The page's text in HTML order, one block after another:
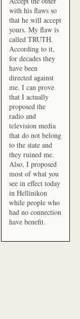
with his flaws so
that he will accept
yours. My flaw is
called TRUTH.
According to it,
for decades they
have been
directed against
me. I can prove
that I actually
proposed the
radio and
television media
that do not belong
to the state and
they ruined me.
Also, I proposed
most of what you
see in effect today
in Hellinikon
while people who
had no connection
have benefit.